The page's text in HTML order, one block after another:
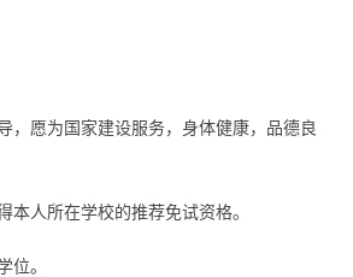
，愿为国家建设服务，身体健康，品德良
本人所在学校的推荐免试资格。
位。